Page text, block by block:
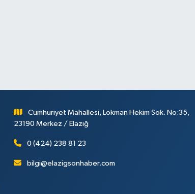
Cumhuriyet Mahallesi, Lokman Hekim Sok. No:35,
23190 Merkez / Elazığ
0 (424) 238 81 23
bilgi@elazigsonhaber.com